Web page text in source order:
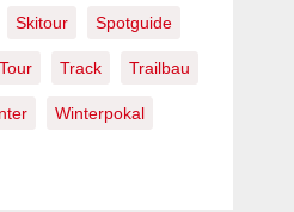
Skitour Spotguide
Tour Track Trailbau
Winterpokal